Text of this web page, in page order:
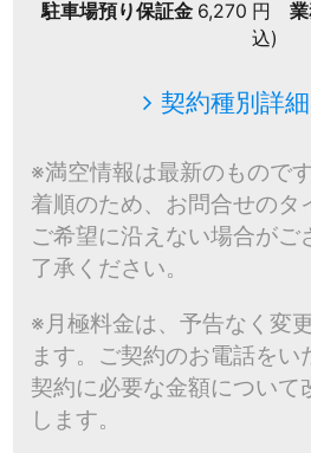
駐車場預り保証金 6,270 円
込)
契約種別詳
※満空情報は最新のもので
着順のため、お問合せのタ
ご希望に沿えない場合がご
了承ください。
※月極料金は、予告なく変
ます。ご契約のお電話をい
契約に必要な金額について
します。